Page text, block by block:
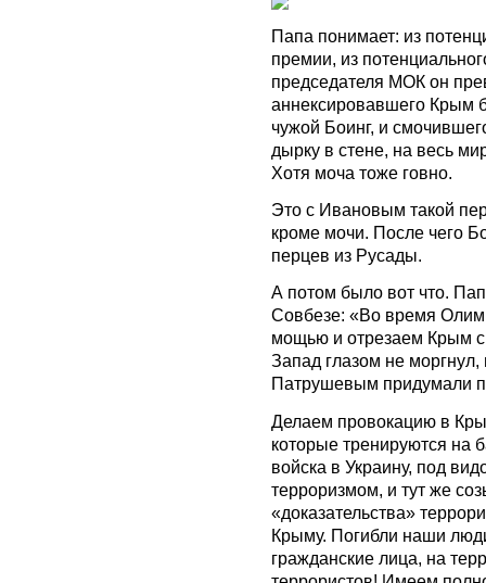
Папа понимает: из
премии, из
председателя МОК он
аннексировавшего Крым
чужой Боинг, и
дырку в стене, на весь
Хотя моча тоже говно.
Это с Ивановым такой
кроме мочи. После чего
перцев из Русады.
А потом было вот что.
Совбезе: «Во время
мощью и отрезаем Крым с
Запад глазом не
Патрушевым придумали
Делаем провокацию в
которые тренируются на
войска в Украину, под
терроризмом, и тут же
«доказательства»
Крыму. Погибли наши
гражданские лица, на